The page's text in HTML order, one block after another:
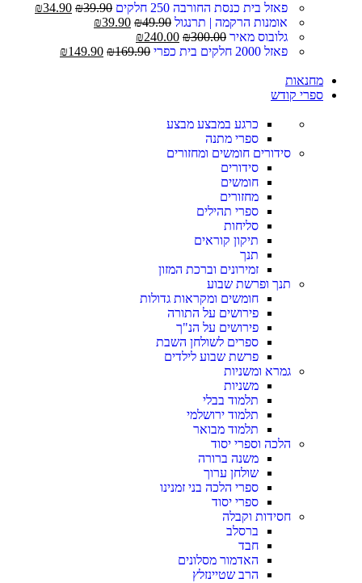
פאזל בית כנסת החורבה 250 חלקים ₪39.90
₪34.90
אומנות הרקמה | תרנגול
₪49.90
₪39.90
גלובוס מאיר
₪300.00
₪240.00
פאזל 2000 חלקים בית כפרי
₪169.90
₪149.90
מחנאות
ספרי קודש
כרגע במבצע מבצע
ספרי מתנה
סידורים חומשים ומחזורים
סידורים
חומשים
מחזורים
ספרי תהילים
סליחות
תיקון קוראים
תנך
זמירונים וברכת המזון
תנך ופרשת שבוע
חומשים ומקראות גדולות
פירושים על התורה
פירושים על הנ"ך
ספרים לשולחן השבת
פרשת שבוע לילדים
גמרא ומשניות
משניות
תלמוד בבלי
תלמוד ירושלמי
תלמוד מבואר
הלכה וספרי יסוד
משנה ברורה
שולחן ערוך
ספרי הלכה בני זמנינו
ספרי יסוד
חסידות וקבלה
ברסלב
חבד
האדמור מסלונים
הרב שטיינזלץ